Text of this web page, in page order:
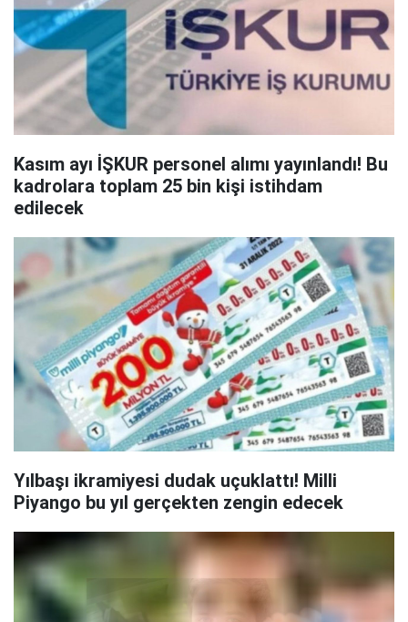
Kasım ayı İŞKUR personel alımı yayınlandı! Bu
kadrolara toplam 25 bin kişi istihdam
edilecek
Yılbaşı ikramiyesi dudak uçuklattı! Milli
Piyango bu yıl gerçekten zengin edecek